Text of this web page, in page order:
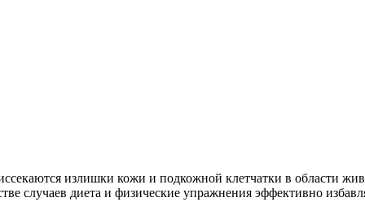
излишки кожи и подкожной клетчатки в области
случаев диета и физические упражнения эффективно